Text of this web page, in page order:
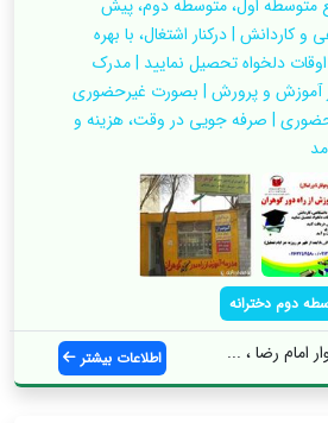
متوسطه اول، متوسطه دوم، پیش
و کاردانش | درکنار اشتغال، با بهره
دلخواه تحصیل نمایید | مدرک
آموزش و پرورش | بصورت غیرحضوری
| صرفه جویی در وقت، هزینه و
دوم دخترانه
امام رضا ، ... اطلاعات بیشتر